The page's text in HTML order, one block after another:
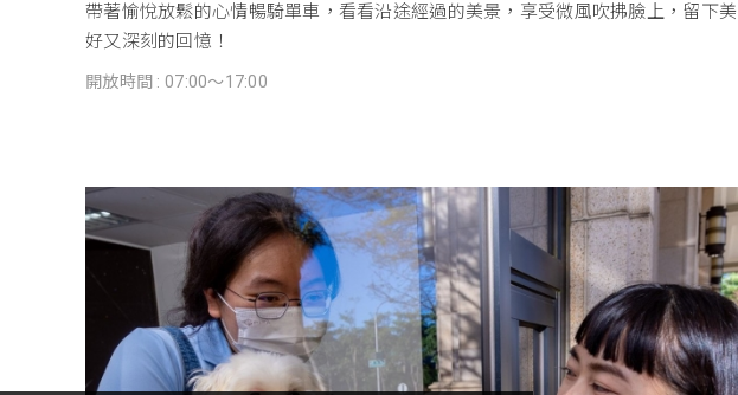
帶著愉悅放鬆的心情暢騎單車，看看沿途經過的美景，享受微風吹拂臉上，留下美
好又深刻的回憶！
開放時間 : 07:00～17:00